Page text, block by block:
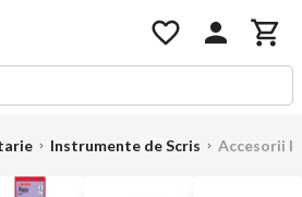
Instrumente de Scris Accesorii